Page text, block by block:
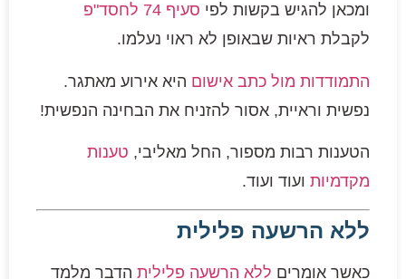
ומכאן להגיש בקשות לפי סעיף 74 לחסד"פ
לקבלת ראיות שבאופן לא ראוי נעלמו.
התמודדות מול כתב אישום היא אירוע מאתגר.
נפשית וראיית, אסור להזניח את הבחינה הנפשית!
הטענות רבות מספור, החל מאליבי, טענות
מקדמיות ועוד ועוד.
ללא הרשעה פלילית
כאשר אומרים ללא הרשעה פלילית הדבר מלמד